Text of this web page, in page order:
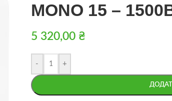
MONO 15 –
5 320,00 ₴
- +